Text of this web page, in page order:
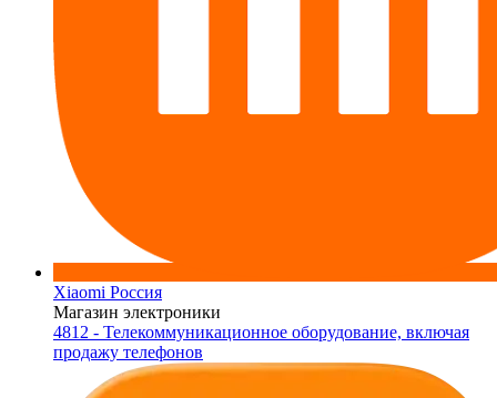
Xiaomi Россия
Магазин электроники
4812 - Телекоммуникационное оборудование, включая
продажу телефонов